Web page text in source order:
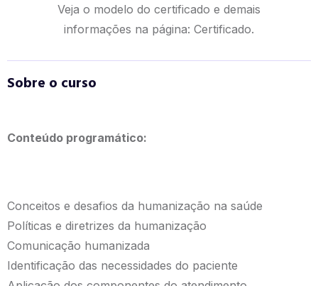
Veja o modelo do certificado e demais
informações na página: Certificado.
Sobre o curso
Conteúdo programático:
Conceitos e desafios da humanização na saúde
Políticas e diretrizes da humanização
Comunicação humanizada
Identificação das necessidades do paciente